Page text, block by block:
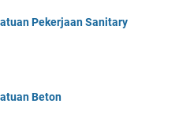
Pekerjaan Sanitary
Beton